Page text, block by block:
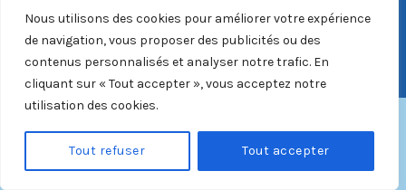
Nous utilisons des cookies pour améliorer votre expérience
de navigation, vous proposer des publicités ou des
contenus personnalisés et analyser notre trafic. En
cliquant sur « Tout accepter », vous acceptez notre
utilisation des cookies.
Tout refuser Tout accepter